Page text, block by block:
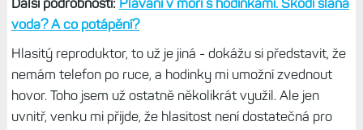
fyzický otvor. A současně můžete hodinky ovládat
hlasem, přehrávat hudbu či volat.
Dobře, je ale otázka, jak často tohle využijete.Já s
hodinkami Garminu plavu, koupu se, skáču do vody, ať už
ve sladké, chlorované nebo slané, dlouhá léta a ještě
nikdy jsem s tím neměl problém. A to dokonce používám